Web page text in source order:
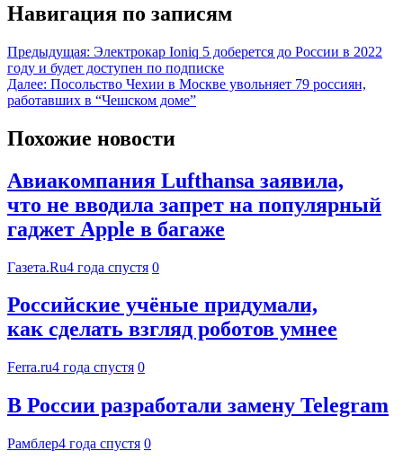
Навигация по записям
Предыдущая: Электрокар Ioniq 5 доберется до России в 2022
году и будет доступен по подписке
Далее: Посольство Чехии в Москве увольняет 79 россиян,
работавших в “Чешском доме”
Похожие новости
Авиакомпания Lufthansa заявила,
что не вводила запрет на популярный
гаджет Apple в багаже
Газета.Ru4 года спустя 0
Российские учёные придумали,
как сделать взгляд роботов умнее
Ferra.ru4 года спустя 0
В России разработали замену Telegram
Рамблер4 года спустя 0